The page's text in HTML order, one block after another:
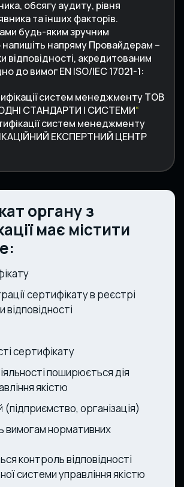
обсягу аудиту, рівня
та інших факторів.
будь-яким зручним
напишіть напряму Провайдерам –
відповідності, акредитованим
до вимог EN ISO/IEC 17021-1:
систем менеджменту ТОВ
СТАНДАРТИ І СИСТЕМИ“
систем менеджменту
ЕКСПЕРТНИЙ ЦЕНТР
органу з
має містити
сертифікату в реєстрі
відповідності
сертифікату
поширюється дія
якістю
організація)
вимогам нормативних
контроль відповідності
системи управління якістю